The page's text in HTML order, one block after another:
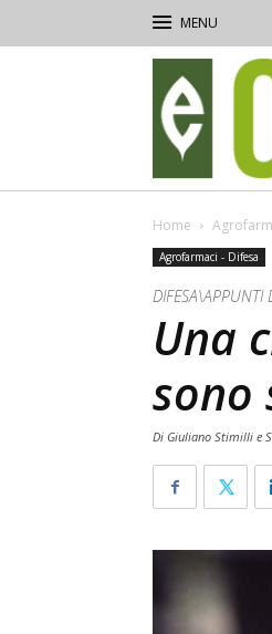
e
Olio
Home
Agrofarmaci - Difesa
DIFESA\APPUNTI
Una
sono
Di Giuliano Stimilli e